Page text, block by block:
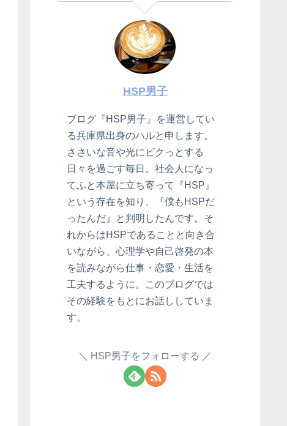
HSP男子
ブログ『HSP男子』を運営してい
る兵庫県出身のハルと申します。
ささいな音や光にビクっとする
日々を過ごす毎日。社会人になっ
てふと本屋に立ち寄って『HSP』
という存在を知り、『僕もHSPだ
ったんだ』と判明したんです。そ
れからはHSPであることと向き合
いながら、心理学や自己啓発の本
を読みながら仕事・恋愛・生活を
工夫するように。このブログでは
その経験をもとにお話ししていま
す。
HSP男子をフォローする